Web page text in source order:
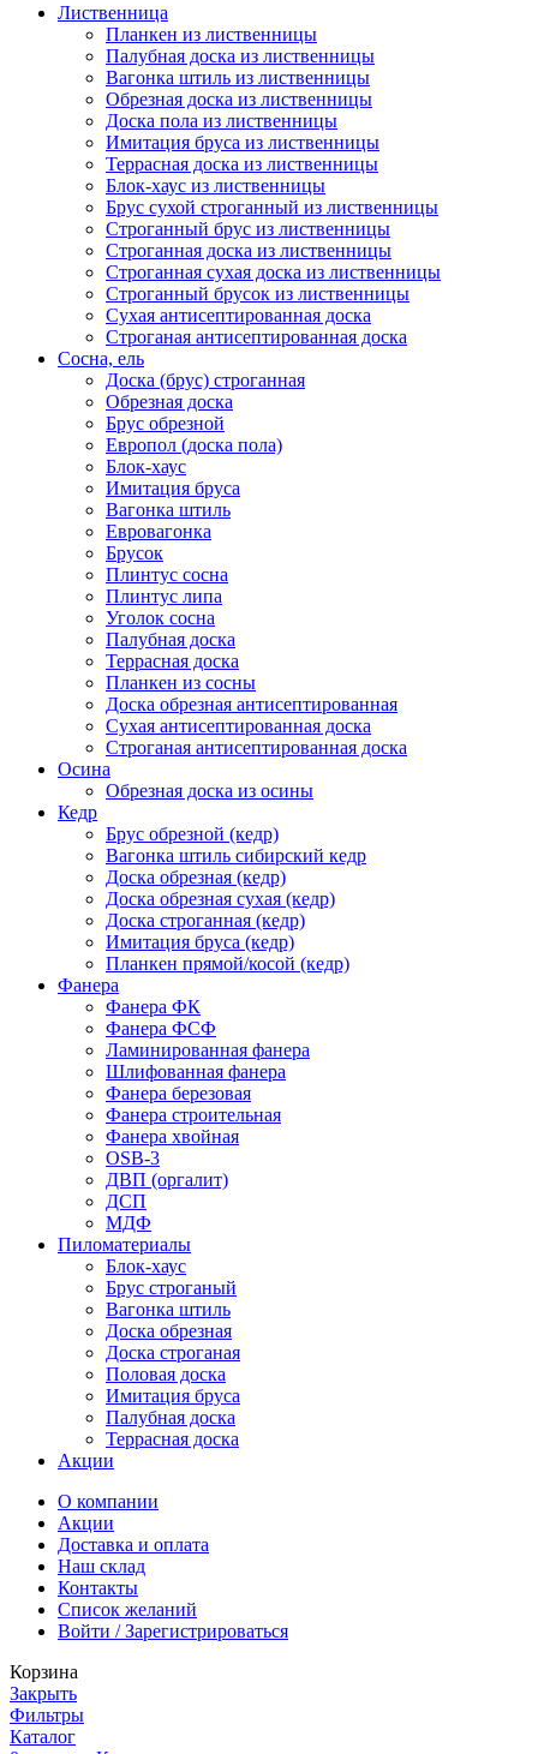
Лиственница
Планкен из лиственницы
Палубная доска из лиственницы
Вагонка штиль из лиственницы
Обрезная доска из лиственницы
Доска пола из лиственницы
Имитация бруса из лиственницы
Террасная доска из лиственницы
Блок-хаус из лиственницы
Брус сухой строганный из лиственницы
Строганный брус из лиственницы
Строганная доска из лиственницы
Строганная сухая доска из лиственницы
Строганный брусок из лиственницы
Сухая антисептированная доска
Строганая антисептированная доска
Сосна, ель
Доска (брус) строганная
Обрезная доска
Брус обрезной
Европол (доска пола)
Блок-хаус
Имитация бруса
Вагонка штиль
Евровагонка
Брусок
Плинтус сосна
Плинтус липа
Уголок сосна
Палубная доска
Террасная доска
Планкен из сосны
Доска обрезная антисептированная
Сухая антисептированная доска
Строганая антисептированная доска
Осина
Обрезная доска из осины
Кедр
Брус обрезной (кедр)
Вагонка штиль сибирский кедр
Доска обрезная (кедр)
Доска обрезная сухая (кедр)
Доска строганная (кедр)
Имитация бруса (кедр)
Планкен прямой/косой (кедр)
Фанера
Фанера ФК
Фанера ФСФ
Ламинированная фанера
Шлифованная фанера
Фанера березовая
Фанера строительная
Фанера хвойная
OSB-3
ДВП (оргалит)
ДСП
МДФ
Пиломатериалы
Блок-хаус
Брус строганый
Вагонка штиль
Доска обрезная
Доска строганая
Половая доска
Имитация бруса
Палубная доска
Террасная доска
Акции
О компании
Акции
Доставка и оплата
Наш склад
Контакты
Список желаний
Войти / Зарегистрироваться
Корзина
Закрыть
Фильтры
Каталог